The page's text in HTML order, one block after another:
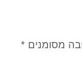
מסומנים *